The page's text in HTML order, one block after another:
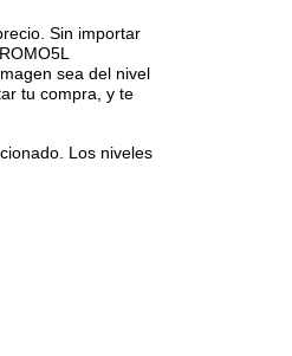
Sin importar
sea del nivel
tu compra, y te
Los niveles